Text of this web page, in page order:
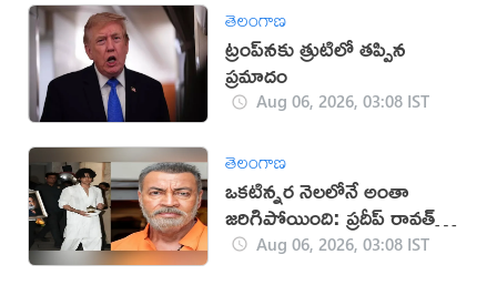
తెలంగాణ
ట్రంప్‌నకు త్రుటిలో తప్పిన
ప్రమాదం
Aug 06, 2026, 03:08 IST
తెలంగాణ
ఒకటిన్నర నెలలోనే అంతా
జరిగిపోయింది: ప్రదీప్ రావత్
కుమారుడు
Aug 06, 2026, 03:08 IST